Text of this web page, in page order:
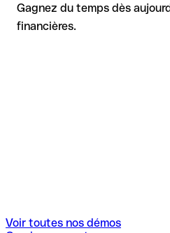
Gagnez du temps dès
financières.
Voir toutes nos démos